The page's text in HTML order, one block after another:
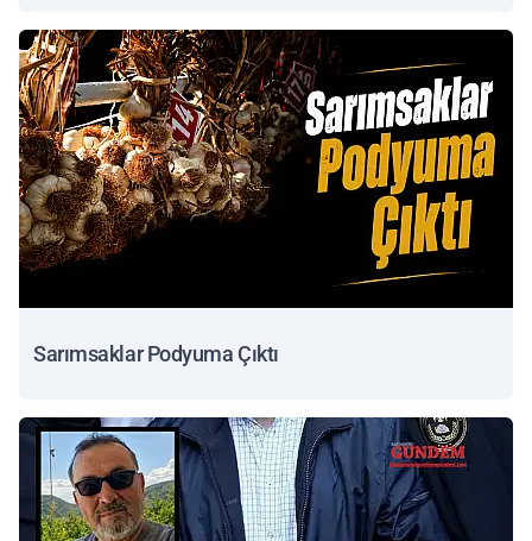
Sarımsaklar Podyuma Çıktı